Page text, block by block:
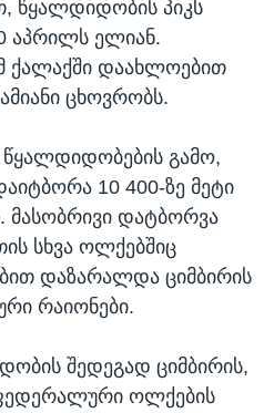
წყალდიდობის პიკს
აპრილს ელიან.
ქალაქში დაახლოებით
ცხოვრობს.
გამო,
10 400-ზე მეტი
მასობრივი დატბორვა
სხვა ოლქებშიც
დაზარალდა ციმბირის
რაიონები.
შედეგად ციმბირის,
ოლქების